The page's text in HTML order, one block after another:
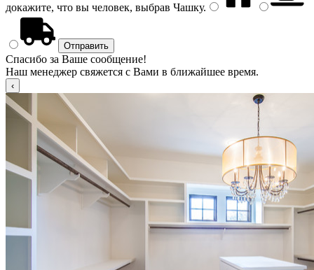
докажите, что вы человек, выбрав Чашку.
Спасибо за Ваше сообщение!
Наш менеджер свяжется с Вами в ближайшее время.